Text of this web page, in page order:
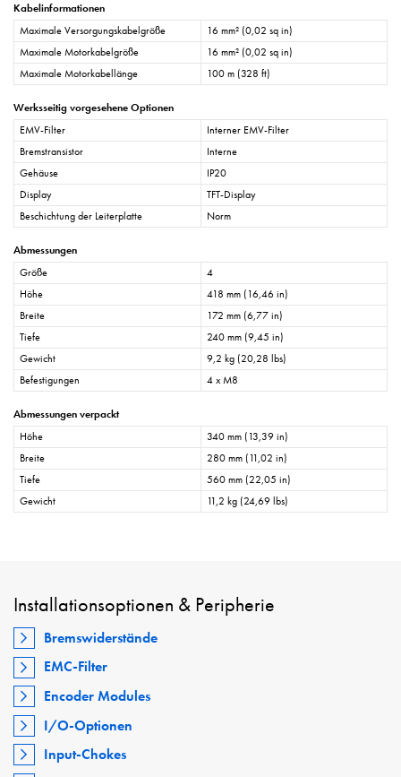
Kabelinformationen
Maximale Versorgungskabelgröße
16 mm² (0,02 sq in)
Maximale Motorkabelgröße
16 mm² (0,02 sq in)
Maximale Motorkabellänge
100 m (328 ft)
Werksseitig vorgesehene Optionen
EMV-Filter
Interner EMV-Filter
Bremstransistor
Interne
Gehäuse
IP20
Display
TFT-Display
Beschichtung der Leiterplatte
Norm
Abmessungen
Größe
4
Höhe
418 mm (16,46 in)
Breite
172 mm (6,77 in)
Tiefe
240 mm (9,45 in)
Gewicht
9,2 kg (20,28 lbs)
Befestigungen
4 x M8
Abmessungen verpackt
Höhe
340 mm (13,39 in)
Breite
280 mm (11,02 in)
Tiefe
560 mm (22,05 in)
Gewicht
11,2 kg (24,69 lbs)
Installationsoptionen & Peripherie
Bremswiderstände
EMC-Filter
Encoder Modules
I/O-Optionen
Input-Chokes